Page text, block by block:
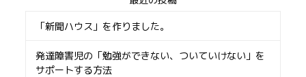
「新聞ハウス」を作りました。
発達障害児の「勉強ができない、ついていけない」を
サポートする方法